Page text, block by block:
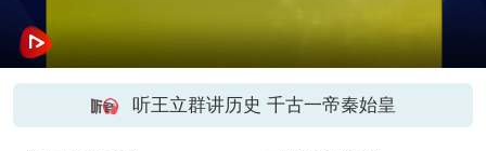
听王立群讲历史 千古一帝秦始皇